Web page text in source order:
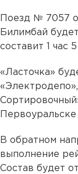
Поезд № 7057
Билимбай
составит 1 час
«Ласточка»
В обратном
выполнение
Состав будет